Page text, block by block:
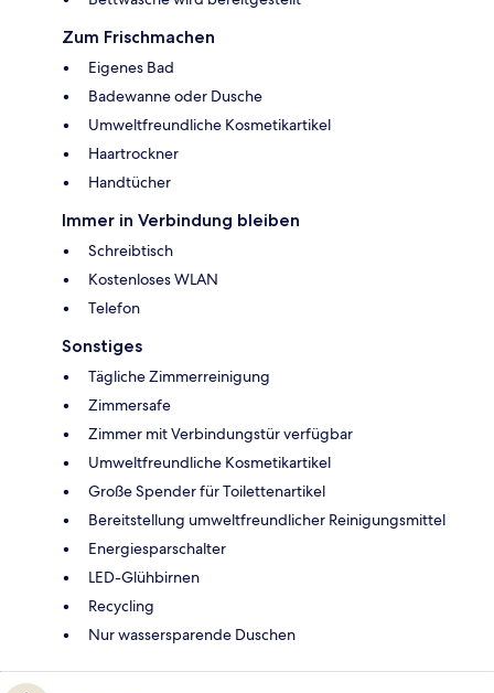
Zum Frischmachen
Eigenes Bad
Badewanne oder Dusche
Umweltfreundliche Kosmetikartikel
Haartrockner
Handtücher
Immer in Verbindung bleiben
Schreibtisch
Kostenloses WLAN
Telefon
Sonstiges
Tägliche Zimmerreinigung
Zimmersafe
Zimmer mit Verbindungstür verfügbar
Umweltfreundliche Kosmetikartikel
Große Spender für Toilettenartikel
Bereitstellung umweltfreundlicher Reinigungsmittel
Energiesparschalter
LED-Glühbirnen
Recycling
Nur wassersparende Duschen